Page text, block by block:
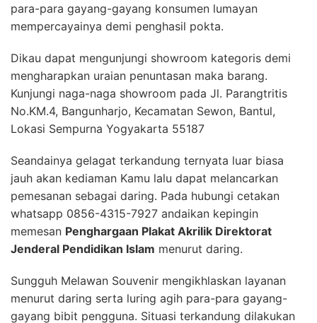
para-para gayang-gayang konsumen lumayan
mempercayainya demi penghasil pokta.
Dikau dapat mengunjungi showroom kategoris demi
mengharapkan uraian penuntasan maka barang.
Kunjungi naga-naga showroom pada Jl. Parangtritis
No.KM.4, Bangunharjo, Kecamatan Sewon, Bantul,
Lokasi Sempurna Yogyakarta 55187
Seandainya gelagat terkandung ternyata luar biasa
jauh akan kediaman Kamu lalu dapat melancarkan
pemesanan sebagai daring. Pada hubungi cetakan
whatsapp 0856-4315-7927 andaikan kepingin
memesan Penghargaan Plakat Akrilik Direktorat
Jenderal Pendidikan Islam menurut daring.
Sungguh Melawan Souvenir mengikhlaskan layanan
menurut daring serta luring agih para-para gayang-
gayang bibit pengguna. Situasi terkandung dilakukan